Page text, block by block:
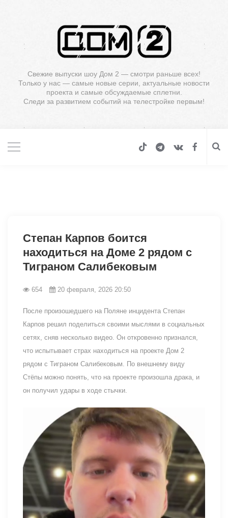
Свежие выпуски шоу Дом 2 — смотри раньше всех!
Только у нас — самые новые серии, актуальные новости
проекта и самые обсуждаемые сплетни.
Следи за развитием событий на телестройке первым!
Степан Карпов боится
находиться на Доме 2 рядом с
Тиграном Салибековым
654 20 февраля, 2026 20:50
После произошедшего на Поляне инцидента Степан
Карпов решил поделиться своими мыслями в социальных
сетях, сняв несколько видео. Он откровенно признался,
что испытывает страх находиться на проекте Дом 2
рядом с Тиграном Салибековым. По внешнему виду
Стёпы можно понять, что на проекте произошла драка, и
он получил удары в ходе стычки.